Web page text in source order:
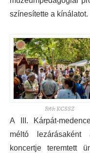
színesítette a kínálatot.
Fotó: KCSSZ
A III. Kárpát-
méltó
koncertje teremtett